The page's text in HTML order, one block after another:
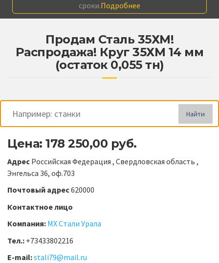
сроки.Подробнее
Продам Сталь 35ХМ!
Распродажа! Круг 35ХМ 14 мм
(остаток 0,055 тн)
Найти
Цена: 178 250,00 руб.
Адрес Российская Федерация , Свердловская область ,
Энгельса 36, оф.703
Почтовый адрес620000
Контактное лицо
Компания: МХ Стали Урала
Тел.: +73433802216
E-mail:stali79@mail.ru